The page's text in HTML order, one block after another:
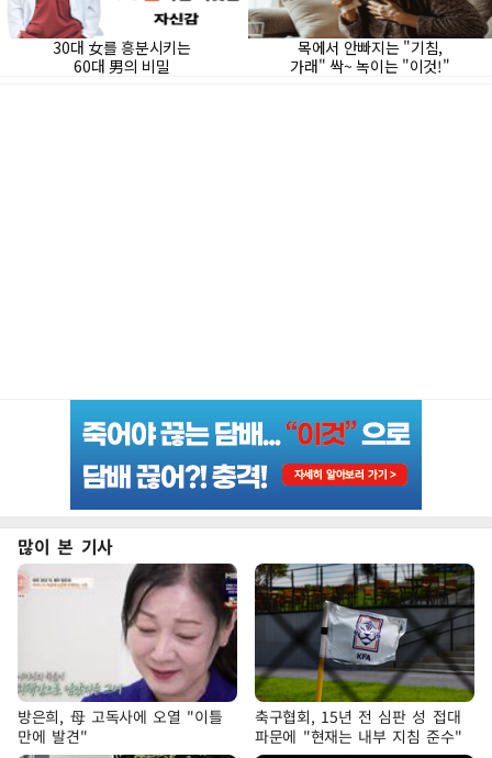
많이 본 기사
방은희, 母 고독사에 오열 "이틀
만에 발견"
축구협회, 15년 전 심판 성 접대
파문에 "현재는 내부 지침 준수"